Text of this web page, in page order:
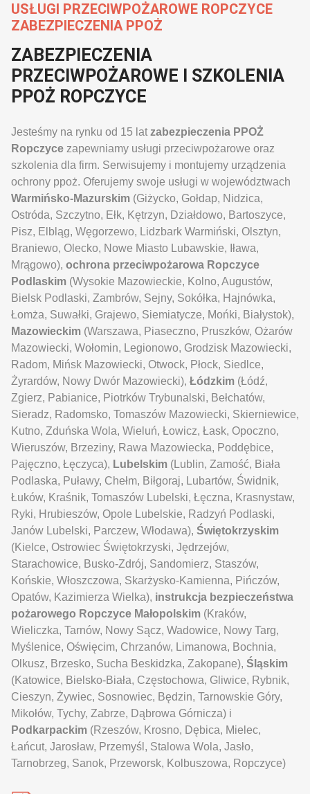
USŁUGI PRZECIWPOŻAROWE ROPCZYCE
ZABEZPIECZENIA PPOŻ
ZABEZPIECZENIA
PRZECIWPOŻAROWE I SZKOLENIA
PPOŻ ROPCZYCE
Jesteśmy na rynku od 15 lat zabezpieczenia PPOŻ
Ropczyce zapewniamy usługi przeciwpożarowe oraz
szkolenia dla firm. Serwisujemy i montujemy urządzenia
ochrony ppoż. Oferujemy swoje usługi w województwach
Warmińsko-Mazurskim (Giżycko, Gołdap, Nidzica,
Ostróda, Szczytno, Ełk, Kętrzyn, Działdowo, Bartoszyce,
Pisz, Elbląg, Węgorzewo, Lidzbark Warmiński, Olsztyn,
Braniewo, Olecko, Nowe Miasto Lubawskie, Iława,
Mrągowo), ochrona przeciwpożarowa Ropczyce
Podlaskim (Wysokie Mazowieckie, Kolno, Augustów,
Bielsk Podlaski, Zambrów, Sejny, Sokółka, Hajnówka,
Łomża, Suwałki, Grajewo, Siemiatycze, Mońki, Białystok),
Mazowieckim (Warszawa, Piaseczno, Pruszków, Ożarów
Mazowiecki, Wołomin, Legionowo, Grodzisk Mazowiecki,
Radom, Mińsk Mazowiecki, Otwock, Płock, Siedlce,
Żyrardów, Nowy Dwór Mazowiecki), Łódzkim (Łódź,
Zgierz, Pabianice, Piotrków Trybunalski, Bełchatów,
Sieradz, Radomsko, Tomaszów Mazowiecki, Skierniewice,
Kutno, Zduńska Wola, Wieluń, Łowicz, Łask, Opoczno,
Wieruszów, Brzeziny, Rawa Mazowiecka, Poddębice,
Pajęczno, Łęczyca), Lubelskim (Lublin, Zamość, Biała
Podlaska, Puławy, Chełm, Biłgoraj, Lubartów, Świdnik,
Łuków, Kraśnik, Tomaszów Lubelski, Łęczna, Krasnystaw,
Ryki, Hrubieszów, Opole Lubelskie, Radzyń Podlaski,
Janów Lubelski, Parczew, Włodawa), Świętokrzyskim
(Kielce, Ostrowiec Świętokrzyski, Jędrzejów,
Starachowice, Busko-Zdrój, Sandomierz, Staszów,
Końskie, Włoszczowa, Skarżysko-Kamienna, Pińczów,
Opatów, Kazimierza Wielka), instrukcja bezpieczeństwa
pożarowego Ropczyce Małopolskim (Kraków,
Wieliczka, Tarnów, Nowy Sącz, Wadowice, Nowy Targ,
Myślenice, Oświęcim, Chrzanów, Limanowa, Bochnia,
Olkusz, Brzesko, Sucha Beskidzka, Zakopane), Śląskim
(Katowice, Bielsko-Biała, Częstochowa, Gliwice, Rybnik,
Cieszyn, Żywiec, Sosnowiec, Będzin, Tarnowskie Góry,
Mikołów, Tychy, Zabrze, Dąbrowa Górnicza) i
Podkarpackim (Rzeszów, Krosno, Dębica, Mielec,
Łańcut, Jarosław, Przemyśl, Stalowa Wola, Jasło,
Tarnobrzeg, Sanok, Przeworsk, Kolbuszowa, Ropczyce)